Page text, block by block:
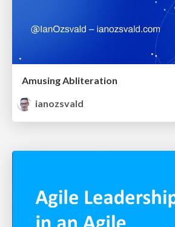
Amusing Abliteration
ianozsvald